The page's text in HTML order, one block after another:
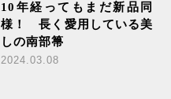
10年経ってもまだ新品同
様！ 長く愛用している美
しの南部箒
2024.03.08